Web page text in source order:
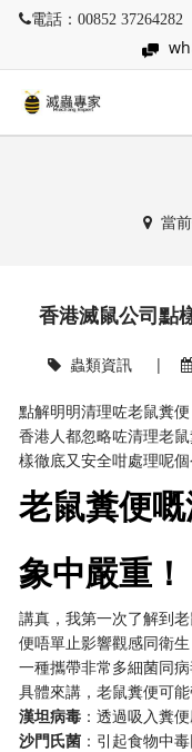
電話：00852 37264282
當
香港滅鼠公司點
蟲類資訊|
點解明明清理咗老鼠糞
香港人都忽略咗清理老
樣徹底又安全咁處理呢個
老鼠糞便
象中嚴重！
講真，我第一次了解到
便唔單止影響觀感同衛
一種攜帶非常多細菌同
具體來講，老鼠糞便可
漢坦病毒 ：透過吸入糞
沙門氏菌 ：引起食物中